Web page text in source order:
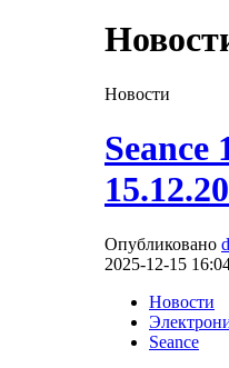
Новости
Seance
Опубликовано
2025-12-15
Новости
Seance